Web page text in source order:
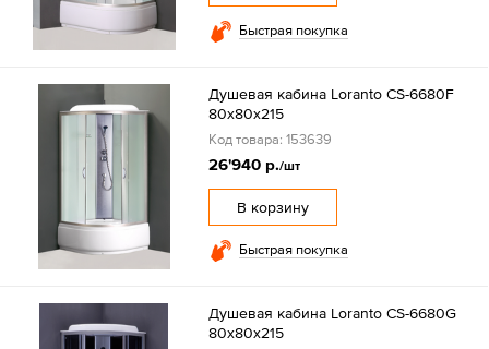
Быстрая покупка
Душевая кабина Loranto CS-6680F
80х80х215
Код товара: 153639
26'940 р./шт
В корзину
Быстрая покупка
Душевая кабина Loranto CS-6680G
80х80х215